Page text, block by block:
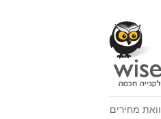
מחירים